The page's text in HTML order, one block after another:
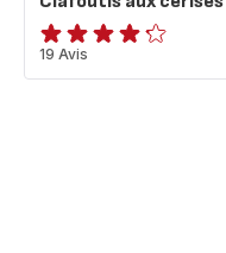
ratings.4.2
19 Avis